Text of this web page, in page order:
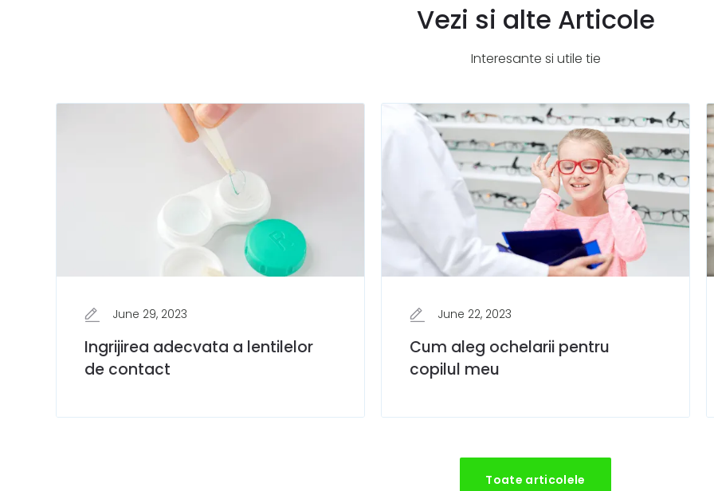
Vezi si alte Articole
Interesante si utile tie
June 29, 2023
Ingrijirea adecvata a lentilelor
de contact
June 22, 2023
Cum aleg ochelarii pentru
copilul meu
Toate articolele